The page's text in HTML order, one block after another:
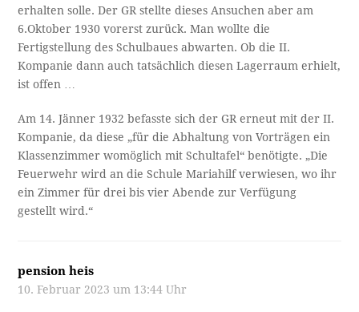
erhalten solle. Der GR stellte dieses Ansuchen aber am
6.Oktober 1930 vorerst zurück. Man wollte die
Fertigstellung des Schulbaues abwarten. Ob die II.
Kompanie dann auch tatsächlich diesen Lagerraum erhielt,
ist offen …
Am 14. Jänner 1932 befasste sich der GR erneut mit der II.
Kompanie, da diese „für die Abhaltung von Vorträgen ein
Klassenzimmer womöglich mit Schultafel“ benötigte. „Die
Feuerwehr wird an die Schule Mariahilf verwiesen, wo ihr
ein Zimmer für drei bis vier Abende zur Verfügung
gestellt wird.“
pension heis
10. Februar 2023 um 13:44 Uhr